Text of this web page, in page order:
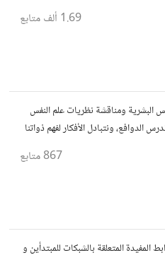
1.69 ألف متابع
ومناقشة نظريات علم النفس
الدوافع، ونتبادل الأفكار لفهم ذواتنا
867متابع
المتعلقة بالشبكات للمبتدأين و